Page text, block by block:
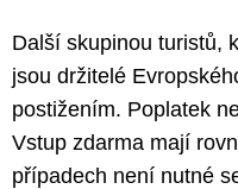
Další skupinou turistů,
jsou držitelé
postižením. Poplatek
Vstup zdarma mají
případech není nutné